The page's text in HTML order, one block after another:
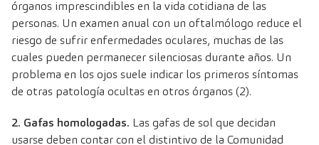
órganos imprescindibles en la vida cotidiana de las
personas. Un examen anual con un oftalmólogo reduce el
riesgo de sufrir enfermedades oculares, muchas de las
cuales pueden permanecer silenciosas durante años. Un
problema en los ojos suele indicar los primeros síntomas
de otras patología ocultas en otros órganos(2).
2. Gafas homologadas. Las gafas de sol que decidan
usarse deben contar con el distintivo de la Comunidad